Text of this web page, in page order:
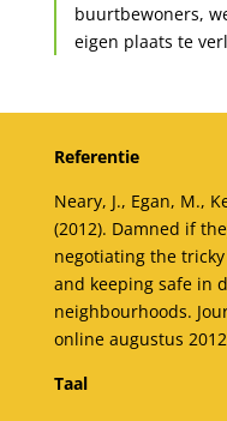
buurtbewoners,
eigen plaats te
Referentie
Neary, J., Egan, M.,
(2012). Damned if
negotiating the
and keeping safe in
neighbourhoods.
online augustus
Taal